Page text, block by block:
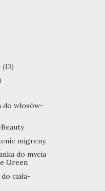
(13)
do włosów-
migreny.
do mycia
Green
ciała-